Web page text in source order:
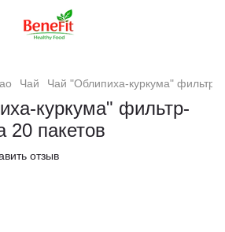
Чай Чай "Облипиха-куркума" фильтр-
куркума" фильтр-
20 пакетов
отзыв